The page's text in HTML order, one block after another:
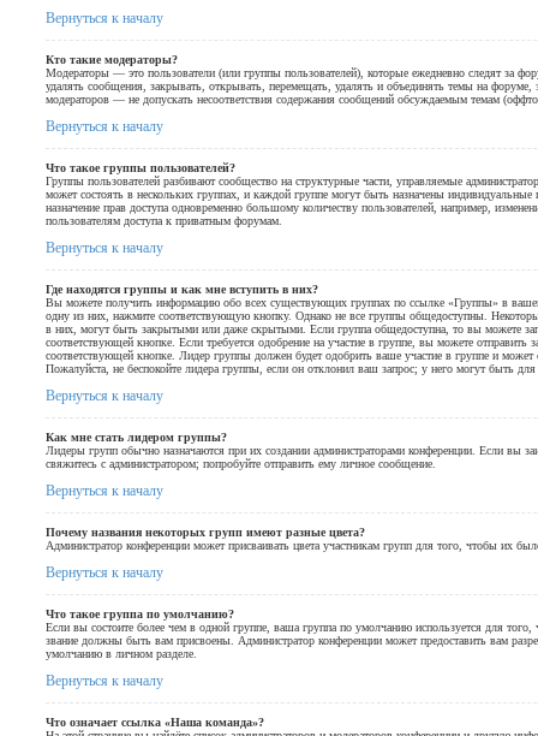
Вернуться к началу
Кто такие модераторы?
Модераторы — это пользователи (или группы пользователей), которые ежедневно следят за
удалять сообщения, закрывать, открывать, перемещать, удалять и объединять темы на форуме,
модераторов — не допускать несоответствия содержания сообщений обсуждаемым темам
Вернуться к началу
Что такое группы пользователей?
Группы пользователей разбивают сообщество на структурные части, управляемые
может состоять в нескольких группах, и каждой группе могут быть назначены индивидуальные
назначение прав доступа одновременно большому количеству пользователей, например,
пользователям доступа к приватным форумам.
Вернуться к началу
Где находятся группы и как мне вступить в них?
Вы можете получить информацию обо всех существующих группах по ссылке «Группы» в
одну из них, нажмите соответствующую кнопку. Однако не все группы общедоступны.
в них, могут быть закрытыми или даже скрытыми. Если группа общедоступна, то вы можете
соответствующей кнопке. Если требуется одобрение на участие в группе, вы можете отправить
соответствующей кнопке. Лидер группы должен будет одобрить ваше участие в группе и может
Пожалуйста, не беспокойте лидера группы, если он отклонил ваш запрос; у него могут быть
Вернуться к началу
Как мне стать лидером группы?
Лидеры групп обычно назначаются при их создании администраторами конференции. Если вы
свяжитесь с администратором; попробуйте отправить ему личное сообщение.
Вернуться к началу
Почему названия некоторых групп имеют разные цвета?
Администратор конференции может присваивать цвета участникам групп для того, чтобы их
Вернуться к началу
Что такое группа по умолчанию?
Если вы состоите более чем в одной группе, ваша группа по умолчанию используется для
звание должны быть вам присвоены. Администратор конференции может предоставить вам
умолчанию в личном разделе.
Вернуться к началу
Что означает ссылка «Наша команда»?